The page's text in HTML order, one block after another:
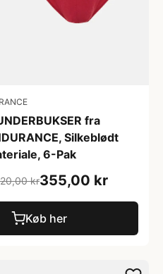
fra
Silkeblødt
6-Pak
kr355,00 kr
Køb her